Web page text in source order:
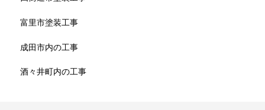
富里市塗装工事
成田市内の工事
酒々井町内の工事